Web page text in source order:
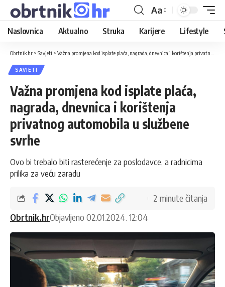
Aa
Naslovnica Aktualno Struka Karijere Lifestyle
Obrtnik.hr > Savjeti > Važna promjena kod isplate plaća, nagrada, dnevnica i korištenja privatnog automobila u službene svrhe
SAVJETI
Važna promjena kod isplate plaća,
nagrada, dnevnica i korištenja
privatnog automobila u službene
svrhe
Ovo bi trebalo biti rasterećenje za poslodavce, a radnicima
prilika za veću zaradu
Obrtnik.hrObjavljeno 02.01.2024. 12:04
2 minute čitanja